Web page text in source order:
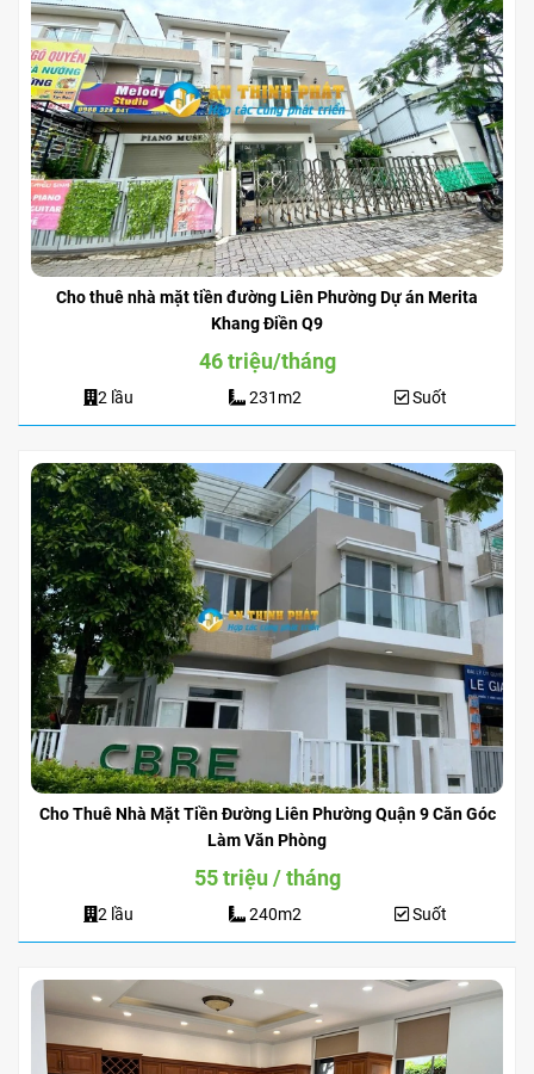
Cho thuê nhà mặt tiền đường Liên Phường Dự án Merita
Khang Điền Q9
46 triệu/tháng
2 lầu 231m2 Suốt
Cho Thuê Nhà Mặt Tiền Đường Liên Phường Quận 9 Căn Góc
Làm Văn Phòng
55 triệu / tháng
2 lầu 240m2 Suốt